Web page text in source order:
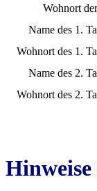
Wohnort
Name des 1.
Wohnort des 1.
Name des 2.
Wohnort des 2.